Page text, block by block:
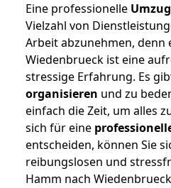
Eine professionelle
Vielzahl von
Arbeit abzunehmen, denn
Wiedenbrueck ist eine
stressige Erfahrung. Es
organisieren und zu
einfach die Zeit, um alles
sich für eine
entscheiden, können Sie
reibungslosen und
Hamm nach